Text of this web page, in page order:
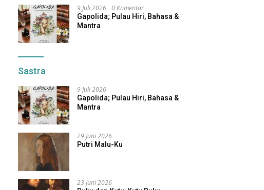
9 Juli 2026 0 Komentar
Gapolida; Pulau Hiri, Bahasa &
Mantra
Sastra
9 Juli 2026
Gapolida; Pulau Hiri, Bahasa &
Mantra
29 Juni 2026
Putri Malu-Ku
23 Juni 2026